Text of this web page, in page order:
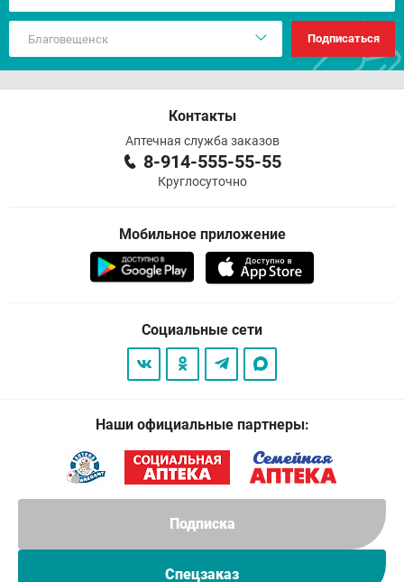
Подписка
Спецзаказ
Подписаться
Контакты
Аптечная служба заказов
8-914-555-55-55
Круглосуточно
Мобильное приложение
Социальные сети
Наши официальные партнеры: